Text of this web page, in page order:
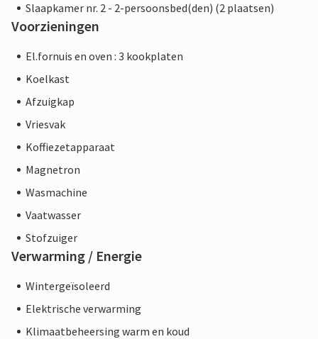
Slaapkamer nr. 2 - 2-persoonsbed(den) (2 plaatsen)
Voorzieningen
El.fornuis en oven : 3 kookplaten
Koelkast
Afzuigkap
Vriesvak
Koffiezetapparaat
Magnetron
Wasmachine
Vaatwasser
Stofzuiger
Verwarming / Energie
Wintergeïsoleerd
Elektrische verwarming
Klimaatbeheersing warm en koud